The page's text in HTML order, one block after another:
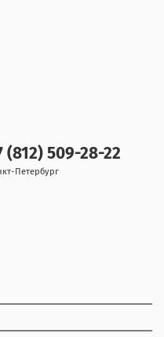
(812) 509-28-22
Петербург